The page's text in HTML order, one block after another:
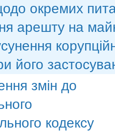
окремих
арешту на
його
змін до
кодексу